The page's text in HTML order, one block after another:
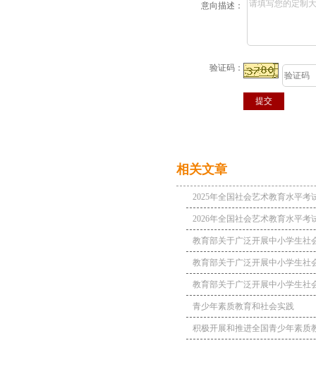
意向描述：
验证码：
相关文章
2025年全国社会艺术教育水平考
2026年全国社会艺术教育水平考
教育部关于广泛开展中小学生社
要求
教育部关于广泛开展中小学生社
要求
教育部关于广泛开展中小学生社
要求
青少年素质教育和社会实践
积极开展和推进全国青少年素质